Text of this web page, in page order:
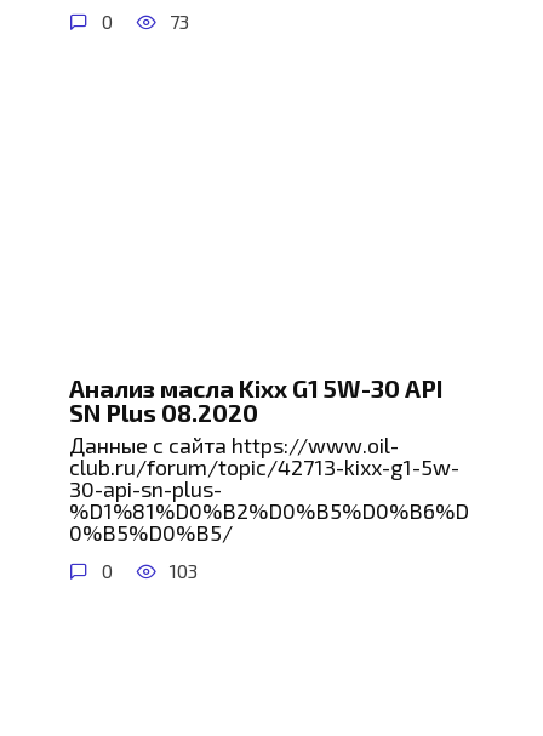
0 73
Анализ масла Kixx G1 5W-30 API
SN Plus 08.2020
Данные с сайта https://www.oil-
club.ru/forum/topic/42713-kixx-g1-5w-
30-api-sn-plus-
%D1%81%D0%B2%D0%B5%D0%B6%D
0%B5%D0%B5/
0 103